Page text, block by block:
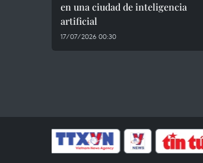
en una ciudad de inteligencia
artificial
17/07/2026 00:30